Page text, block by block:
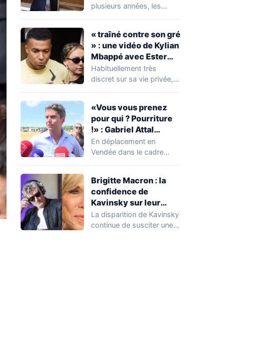
mauvaise surprise à
plusieurs années, les
concernant le seuil…
« traîné contre son gré
» : une vidéo de Kylian
Mbappé avec Ester
Expósito en Italie agite
la toile
Habituellement très
discret sur sa vie privée,
«Vous vous prenez
pour qui ? Pourriture
!» : Gabriel Attal
chahuté sur un
campement illégal
En déplacement en
Vendée dans le cadre
occupations…
Brigitte Macron : la
confidence de
Kavinsky sur leur
relation
La disparition de Kavinsky
continue de susciter une